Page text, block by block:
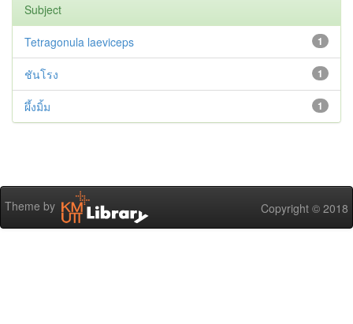
Subject
1
Tetragonula laeviceps
1
ชันโรง
1
ผึ้งมิ้ม
Theme by Copyright © 2018